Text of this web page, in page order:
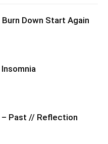
Down Start Again
Past // Reflection